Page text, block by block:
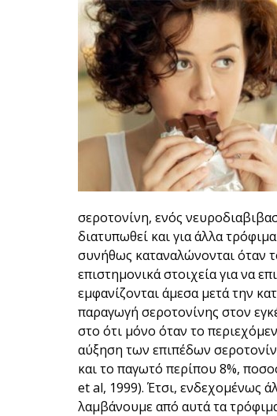
σεροτονίνη, ενός
διατυπωθεί και για άλλα
συνήθως καταναλώνονται όταν
επιστημονικά στοιχεία για να
εμφανίζονται άμεσα μετά την
παραγωγή σεροτονίνης στον
στο ότι μόνο όταν το
αύξηση των επιπέδων
και το παγωτό περίπου 8%,
et al, 1999). Έτσι, ενδεχομένως
λαμβάνουμε από αυτά τα